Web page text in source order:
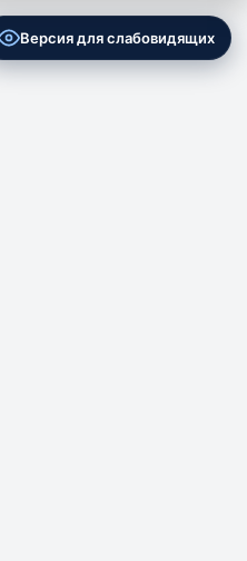
Версия для слабовидящих